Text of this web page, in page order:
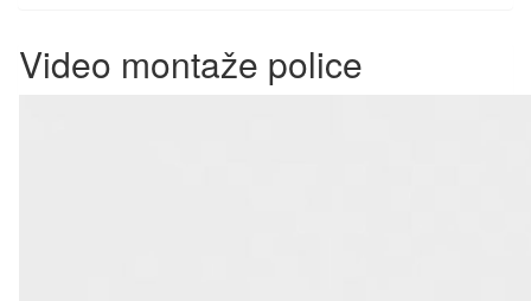
Video montaže police